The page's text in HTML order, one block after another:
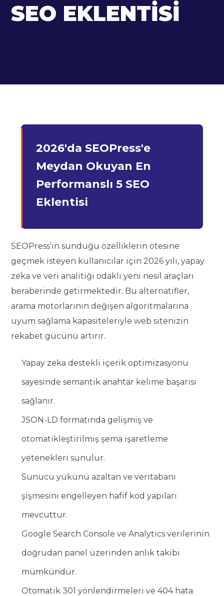
SEO EKLENTISI
2026'da SEOPress'e
Meydan Okuyan En
Performanslı 5 SEO
Eklentisi
SEOPress’in sunduğu özelliklerin ötesine
geçmek isteyen kullanıcılar için 2026 yılı, yapay
zeka ve veri analitiği odaklı yeni nesil araçları
beraberinde getirmektedir. Bu alternatifler,
arama motorlarının değişen algoritmalarına
uyum sağlama kapasiteleriyle web sitenizin
rekabet gücünü artırır.
Yapay zeka destekli içerik optimizasyonu
sayesinde semantik anahtar kelime başarısı
sağlanır.
JSON-LD formatında gelişmiş ve
otomatikleştirilmiş şema işaretleme
yetenekleri sunulur.
Sunucu yükünü azaltan ve veritabanı
şişmesini engelleyen hafif kod yapıları
mevcuttur.
Google Search Console ve Analytics verilerinin
doğrudan panel üzerinden anlık takibi
mümkündür.
Otomatik 301 yönlendirmeleri ve 404 hata